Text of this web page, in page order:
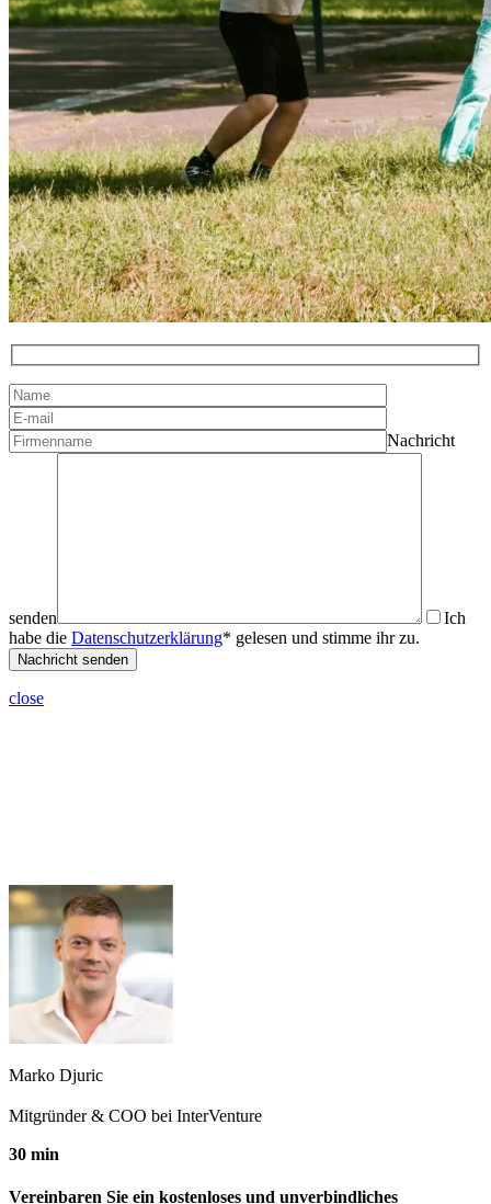
Nachricht
senden
Ich
habe die Datenschutzerklärung* gelesen und stimme ihr zu.
Nachricht senden
close
Marko Djuric
Mitgründer & COO bei InterVenture
30 min
Vereinbaren Sie ein kostenloses und unverbindliches